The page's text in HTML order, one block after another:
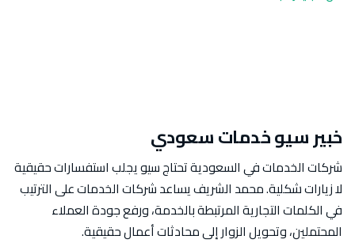
خبير سيو خدمات سعودي
شركات الخدمات في السعودية تحتاج سيو يجلب استفسارات حقيقية
لا زيارات شكلية. محمد الشريف يساعد شركات الخدمات على الترتيب
في الكلمات التجارية المرتبطة بالخدمة، ورفع جودة العملاء
المحتملين، وتحويل الزوار إلى محادثات أعمال حقيقية.